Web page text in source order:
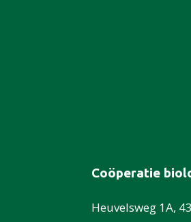
Coöperatie
Heuvelsweg 1A,